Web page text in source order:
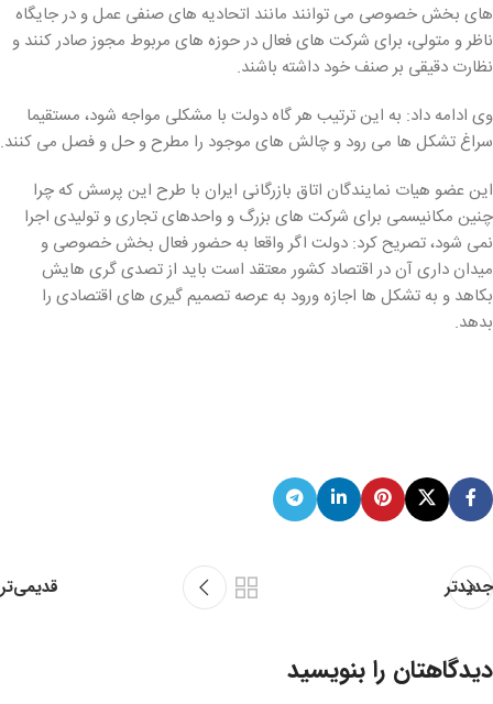
های بخش خصوصی می توانند مانند اتحادیه های صنفی عمل و در جایگاه
ناظر و متولی، برای شرکت های فعال در حوزه های مربوط مجوز صادر کنند و
نظارت دقیقی بر صنف خود داشته باشند.
وی ادامه داد: به این ترتیب هر گاه دولت با مشکلی مواجه شود، مستقیما
سراغ تشکل ها می رود و چالش های موجود را مطرح و حل و فصل می کنند.
این عضو هیات نمایندگان اتاق بازرگانی ایران با طرح این پرسش که چرا
چنین مکانیسمی برای شرکت های بزرگ و واحدهای تجاری و تولیدی اجرا
نمی شود، تصریح کرد: دولت اگر واقعا به حضور فعال بخش خصوصی و
میدان داری آن در اقتصاد کشور معتقد است باید از تصدی گری هایش
بکاهد و به تشکل ها اجازه ورود به عرصه تصمیم گیری های اقتصادی را
بدهد.
جدیدتر قدیمی‌تر
دیدگاهتان را بنویسید